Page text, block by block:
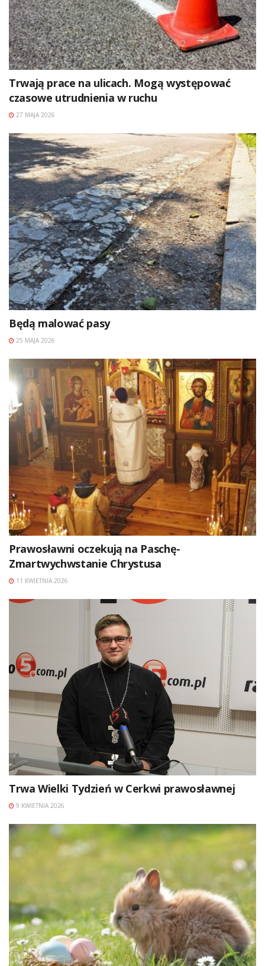
Trwają prace na ulicach. Mogą występować
czasowe utrudnienia w ruchu
27 MAJA 2026
Będą malować pasy
25 MAJA 2026
Prawosławni oczekują na Paschę-
Zmartwychwstanie Chrystusa
11 KWIETNIA 2026
Trwa Wielki Tydzień w Cerkwi prawosławnej
9 KWIETNIA 2026